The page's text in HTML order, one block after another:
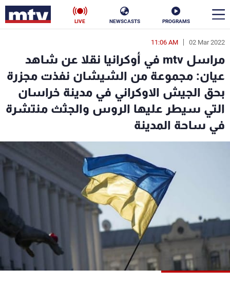
PROGRAMS
NEWSCASTS
LIVE
02 Mar 2022
11:06 AM
مراسل mtv في أوكرانيا نقلا عن شاهد
عيان: مجموعة من الشيشان نفذت مجزرة
بحق الجيش الاوكراني في مدينة خراسان
التي سيطر عليها الروس والجثث منتشرة
في ساحة المدينة
en
الأخبار
سياسة ناس
إقتصاد فن
منوعات رياضة
البرامج
جدول البرامج
شاهد البرامج
الترددات